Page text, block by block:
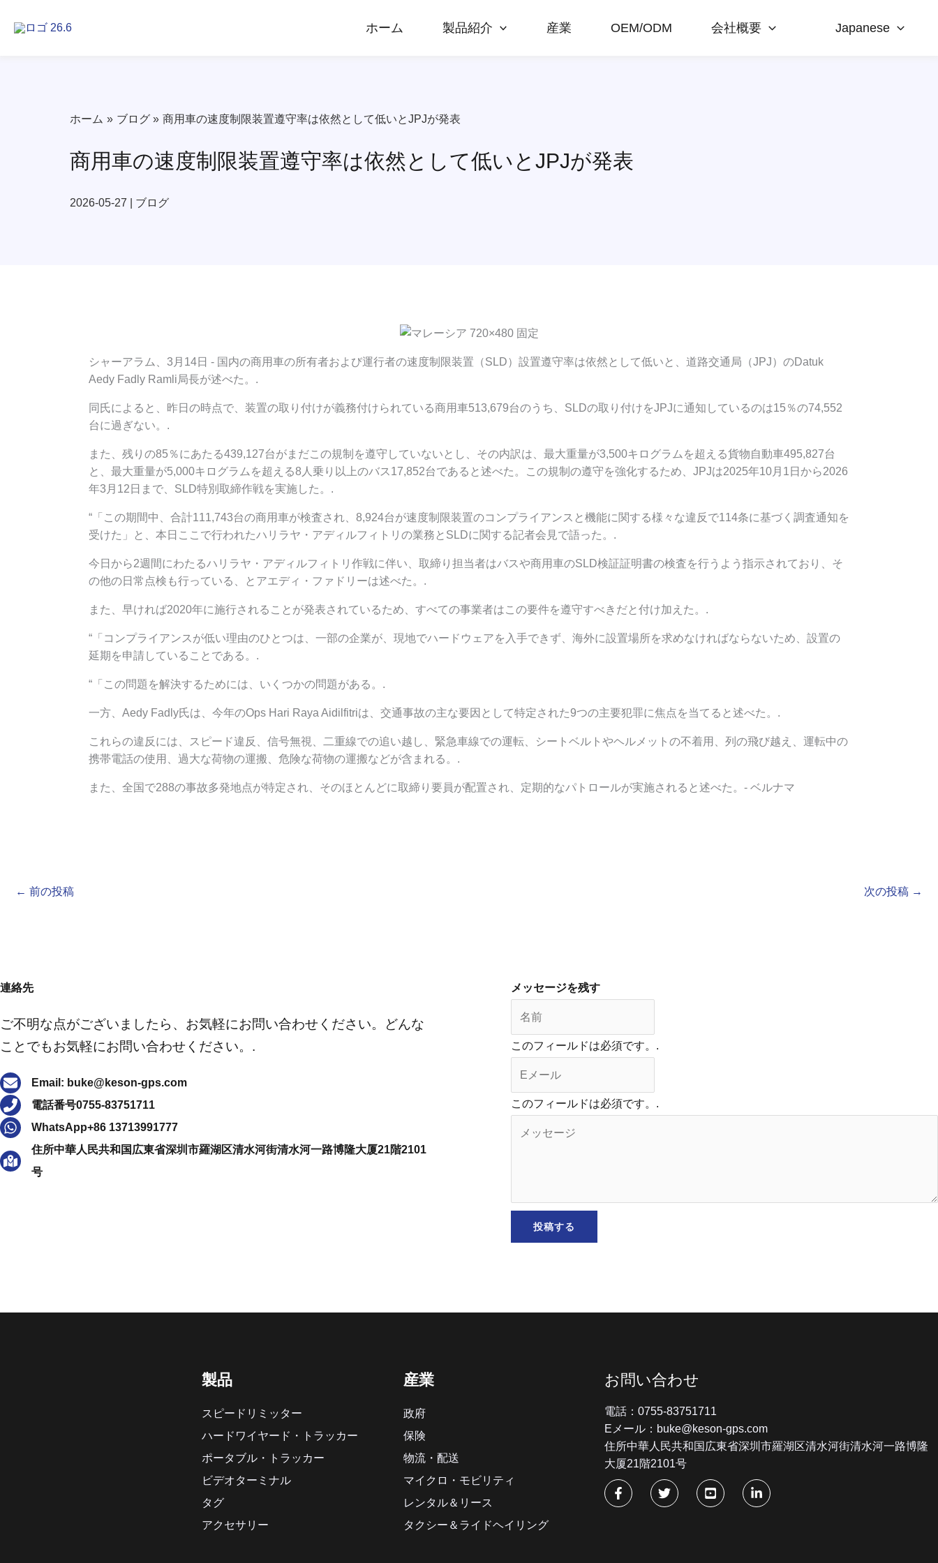
ホーム 製品紹介 産業 OEM/ODM 会社概要 Japanese
ホーム ブログ 商用車の速度制限装置遵守率は依然として低いとJPJが発表
商用車の速度制限装置遵守率は依然として低いとJPJが発表
2026-05-27 ブログ
シャーアラム、3月14日 - 国内の商用車の所有者および運行者の速度制限装置（SLD）設置遵守率は依然として低いと、道路交通局（JPJ）のDatuk
Aedy Fadly Ramli局長が述べた。.
同氏によると、昨日の時点で、装置の取り付けが義務付けられている商用車513,679台のうち、SLDの取り付けをJPJに通知しているのは15％の74,552
台に過ぎない。.
また、残りの85％にあたる439,127台がまだこの規制を遵守していないとし、その内訳は、最大重量が3,500キログラムを超える貨物自動車495,827台
と、最大重量が5,000キログラムを超える8人乗り以上のバス17,852台であると述べた。この規制の遵守を強化するため、JPJは2025年10月1日から2026
年3月12日まで、SLD特別取締作戦を実施した。.
“「この期間中、合計111,743台の商用車が検査され、8,924台が速度制限装置のコンプライアンスと機能に関する様々な違反で114条に基づく調査通知を
受けた」と、本日ここで行われたハリラヤ・アディルフィトリの業務とSLDに関する記者会見で語った。.
今日から2週間にわたるハリラヤ・アディルフィトリ作戦に伴い、取締り担当者はバスや商用車のSLD検証証明書の検査を行うよう指示されており、そ
の他の日常点検も行っている、とアエディ・ファドリーは述べた。.
また、早ければ2020年に施行されることが発表されているため、すべての事業者はこの要件を遵守すべきだと付け加えた。.
“「コンプライアンスが低い理由のひとつは、一部の企業が、現地でハードウェアを入手できず、海外に設置場所を求めなければならないため、設置の
延期を申請していることである。.
“「この問題を解決するためには、いくつかの問題がある。.
一方、Aedy Fadly氏は、今年のOps Hari Raya Aidilfitriは、交通事故の主な要因として特定された9つの主要犯罪に焦点を当てると述べた。.
これらの違反には、スピード違反、信号無視、二重線での追い越し、緊急車線での運転、シートベルトやヘルメットの不着用、列の飛び越え、運転中の
携帯電話の使用、過大な荷物の運搬、危険な荷物の運搬などが含まれる。.
また、全国で288の事故多発地点が特定され、そのほとんどに取締り要員が配置され、定期的なパトロールが実施されると述べた。- ベルナマ
← 前の投稿 次の投稿 →
連絡先
ご不明な点がございましたら、お気軽にお問い合わせください。どんな
ことでもお気軽にお問い合わせください。.
Email: buke@keson-gps.com
電話番号0755-83751711
WhatsApp+86 13713991777
住所中華人民共和国広東省深圳市羅湖区清水河街清水河一路博隆大厦21階2101
号
メッセージを残す
このフィールドは必須です。.
このフィールドは必須です。.
投稿する
製品
スピードリミッター
ハードワイヤード・トラッカー
ポータブル・トラッカー
ビデオターミナル
タグ
アクセサリー
産業
政府
保険
物流・配送
マイクロ・モビリティ
レンタル＆リース
タクシー＆ライドヘイリング
お問い合わせ
電話：0755-83751711
Eメール：buke@keson-gps.com
住所中華人民共和国広東省深圳市羅湖区清水河街清水河一路博隆
大厦21階2101号